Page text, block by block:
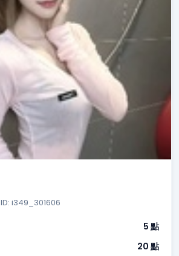
ID: i349_301606
5 點
20 點